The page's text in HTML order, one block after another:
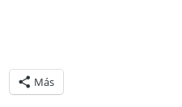
Más